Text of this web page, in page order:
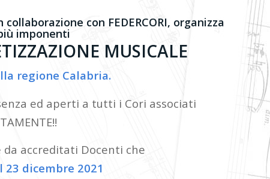
con FEDERCORI, organizza
imponenti
MUSICALE
regione Calabria.
ed aperti a tutti i Cori associati
accreditati Docenti che
dicembre 2021